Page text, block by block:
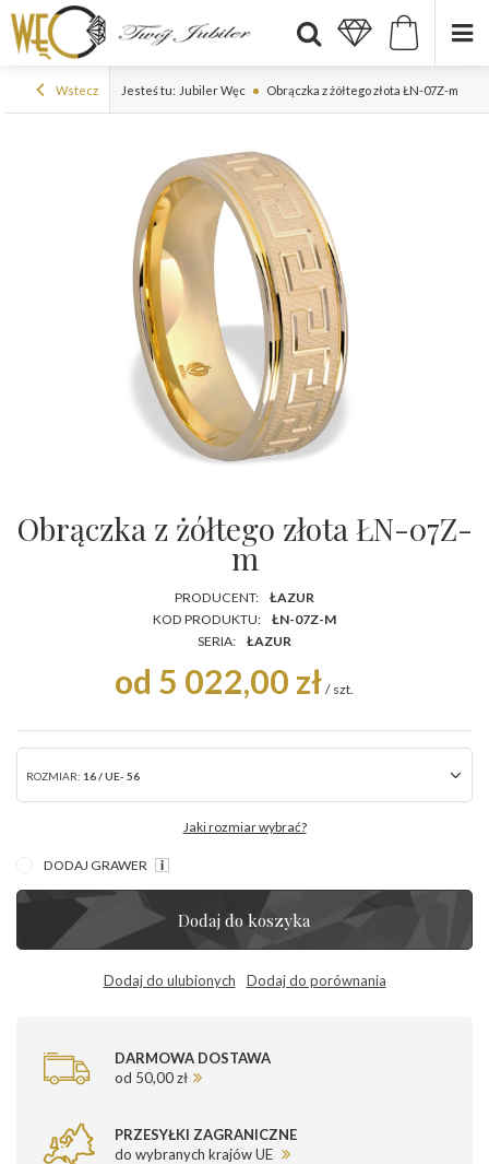
Wstecz Jesteś tu: Jubiler Węc Obrączka z żółtego złota ŁN-07Z-m
Obrączka z żółtego złota ŁN-07Z-
m
PRODUCENT:
ŁAZUR
KOD PRODUKTU:
ŁN-07Z-M
SERIA:
ŁAZUR
od 5 022,00 zł / szt.
ROZMIAR: 16 / UE- 56
Jaki rozmiar wybrać?
DODAJ GRAWER
Dodaj do koszyka
Dodaj do ulubionych Dodaj do porównania
DARMOWA DOSTAWA
od 50,00 zł
PRZESYŁKI ZAGRANICZNE
do wybranych krajów UE